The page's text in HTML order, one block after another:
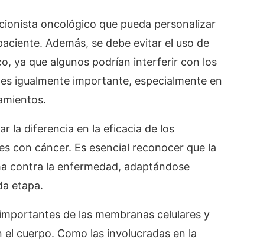
oncológico que pueda personalizar
Además, se debe evitar el uso de
ya que algunos podrían interferir con los
igualmente importante, especialmente en
la diferencia en la eficacia de los
con cáncer. Es esencial reconocer que la
contra la enfermedad, adaptándose
etapa.
de las membranas celulares y
cuerpo. Como las involucradas en la